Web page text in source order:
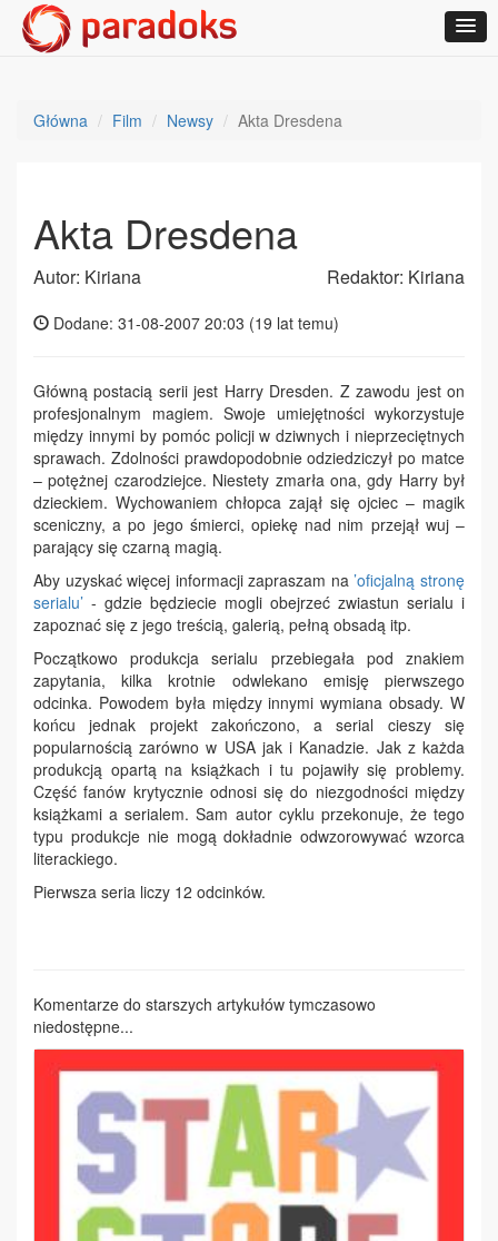
Główna Film Newsy Akta Dresdena
Akta Dresdena
Autor: Kiriana Redaktor: Kiriana
Dodane: 31-08-2007 20:03 (19 lat temu)
Główną postacią serii jest Harry Dresden. Z zawodu jest on
profesjonalnym magiem. Swoje umiejętności wykorzystuje
między innymi by pomóc policji w dziwnych i nieprzeciętnych
sprawach. Zdolności prawdopodobnie odziedziczył po matce
– potężnej czarodziejce. Niestety zmarła ona, gdy Harry był
dzieckiem. Wychowaniem chłopca zajął się ojciec – magik
sceniczny, a po jego śmierci, opiekę nad nim przejął wuj –
parający się czarną magią.
Aby uzyskać więcej informacji zapraszam na ’oficjalną stronę
serialu’ - gdzie będziecie mogli obejrzeć zwiastun serialu i
zapoznać się z jego treścią, galerią, pełną obsadą itp.
Początkowo produkcja serialu przebiegała pod znakiem
zapytania, kilka krotnie odwlekano emisję pierwszego
odcinka. Powodem była między innymi wymiana obsady. W
końcu jednak projekt zakończono, a serial cieszy się
popularnością zarówno w USA jak i Kanadzie. Jak z każda
produkcją opartą na książkach i tu pojawiły się problemy.
Część fanów krytycznie odnosi się do niezgodności między
książkami a serialem. Sam autor cyklu przekonuje, że tego
typu produkcje nie mogą dokładnie odwzorowywać wzorca
literackiego.
Pierwsza seria liczy 12 odcinków.
Komentarze do starszych artykułów tymczasowo
niedostępne...